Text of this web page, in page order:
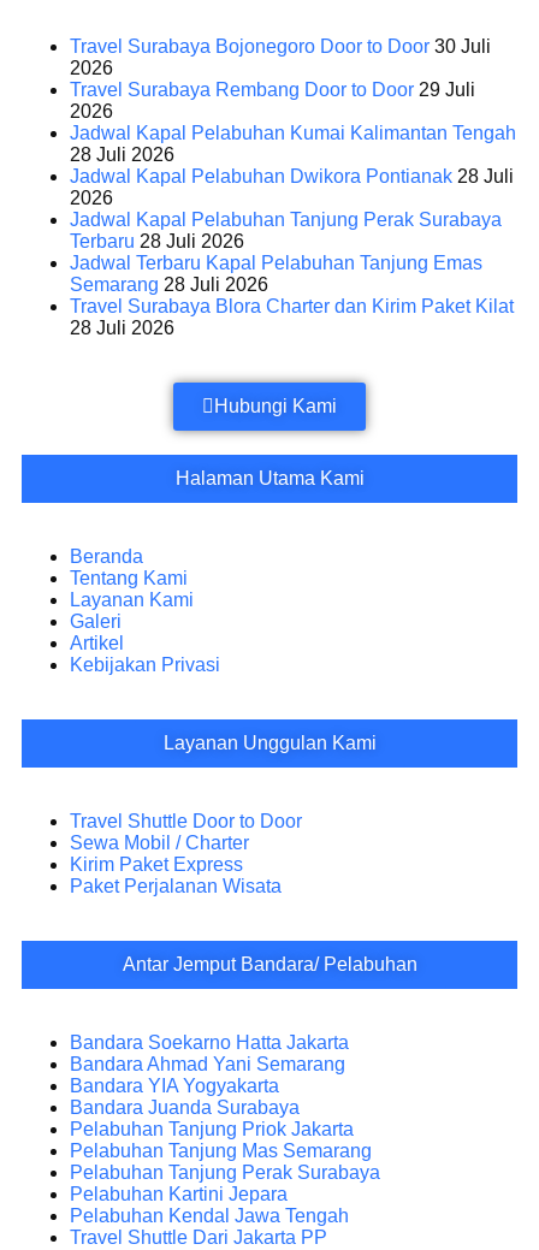
Travel Surabaya Bojonegoro Door to Door 30 Juli
2026
Travel Surabaya Rembang Door to Door 29 Juli
2026
Jadwal Kapal Pelabuhan Kumai Kalimantan Tengah
28 Juli 2026
Jadwal Kapal Pelabuhan Dwikora Pontianak 28 Juli
2026
Jadwal Kapal Pelabuhan Tanjung Perak Surabaya
Terbaru 28 Juli 2026
Jadwal Terbaru Kapal Pelabuhan Tanjung Emas
Semarang 28 Juli 2026
Travel Surabaya Blora Charter dan Kirim Paket Kilat
28 Juli 2026
Hubungi Kami
Halaman Utama Kami
Beranda
Tentang Kami
Layanan Kami
Galeri
Artikel
Kebijakan Privasi
Layanan Unggulan Kami
Travel Shuttle Door to Door
Sewa Mobil / Charter
Kirim Paket Express
Paket Perjalanan Wisata
Antar Jemput Bandara/ Pelabuhan
Bandara Soekarno Hatta Jakarta
Bandara Ahmad Yani Semarang
Bandara YIA Yogyakarta
Bandara Juanda Surabaya
Pelabuhan Tanjung Priok Jakarta
Pelabuhan Tanjung Mas Semarang
Pelabuhan Tanjung Perak Surabaya
Pelabuhan Kartini Jepara
Pelabuhan Kendal Jawa Tengah
Travel Shuttle Dari Jakarta PP